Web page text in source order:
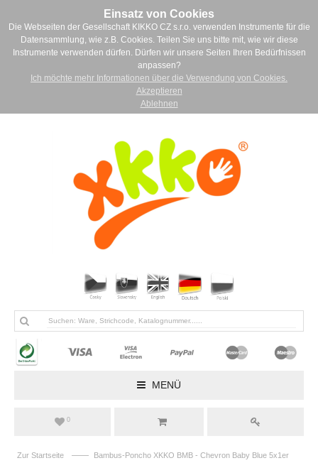
Einsatz von Cookies
Die Webseiten der Gesellschaft KIKKO CZ s.r.o. verwenden Instrumente für die
Datensammlung, wie z.B. Cookies. Teilen Sie uns bitte mit, wie wir diese
Instrumente verwenden dürfen. Dürfen wir unsere Seiten Ihren Bedürfnissen
anpassen?
Ich möchte mehr Informationen über die Verwendung von Cookies.
Akzeptieren
Ablehnen
MENÜ
0
Zur Startseite ——
Bambus-Poncho XKKO BMB - Chevron Baby Blue 5x1er